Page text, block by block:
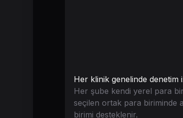
Her klinik genelinde denetim
Her şube kendi yerel para
seçilen ortak para biriminde
birimi desteklenir.